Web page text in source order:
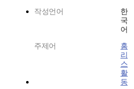
작성언어
한
국
어
주제어
홈
리
스
활
동